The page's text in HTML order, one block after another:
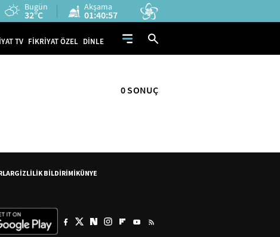
Bugün
32°C
Akşama
01:40:57
TV FİKRİYAT ÖZEL DİNLE
0 SONUÇ
GİZLİLİK BİLDİRİMİKÜNYE